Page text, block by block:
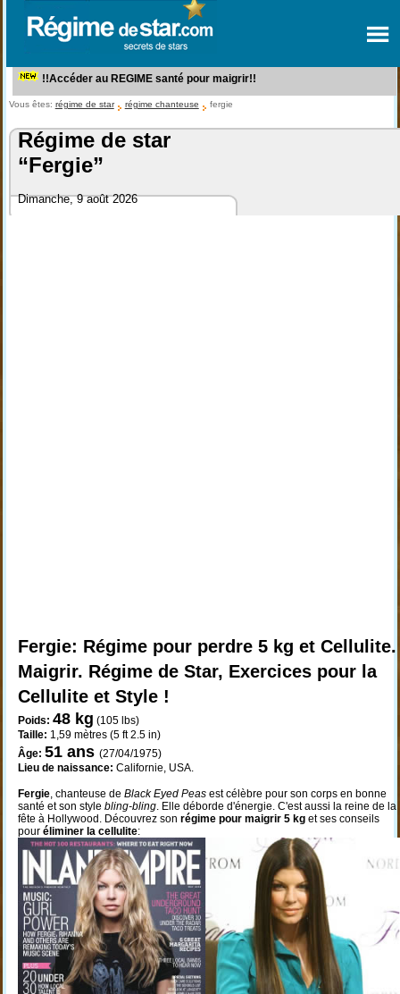
!!Accéder au REGIME santé pour maigrir!!
Vous êtes: régime de star régime chanteuse fergie
Régime de star
“Fergie”
Dimanche, 9 août 2026
Fergie: Régime pour perdre 5 kg et Cellulite.
Maigrir. Régime de Star, Exercices pour la
Cellulite et Style !
Poids: 48 kg (105 lbs)
Taille: 1,59 mètres (5 ft 2.5 in)
Âge: 51ans (27/04/1975)
Lieu de naissance: Californie, USA.
Fergie, chanteuse de Black Eyed Peasest célèbre pour son corps en bonne
santé et son style bling-bling. Elle déborde d'énergie. C'est aussi la reine de la
fête à Hollywood. Découvrez son régime pour maigrir 5 kget ses conseils
pour éliminer la cellulite: